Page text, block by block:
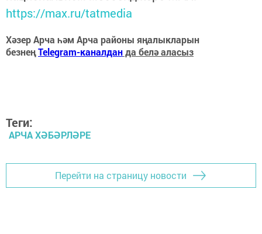
https://max.ru/tatmedia
Хәзер Арча һәм Арча районы яңалыкларын
безнеңTelegram-каналданда белә аласыз
Теги:
АРЧА ХӘБӘРЛӘРЕ
Перейти на страницу новости